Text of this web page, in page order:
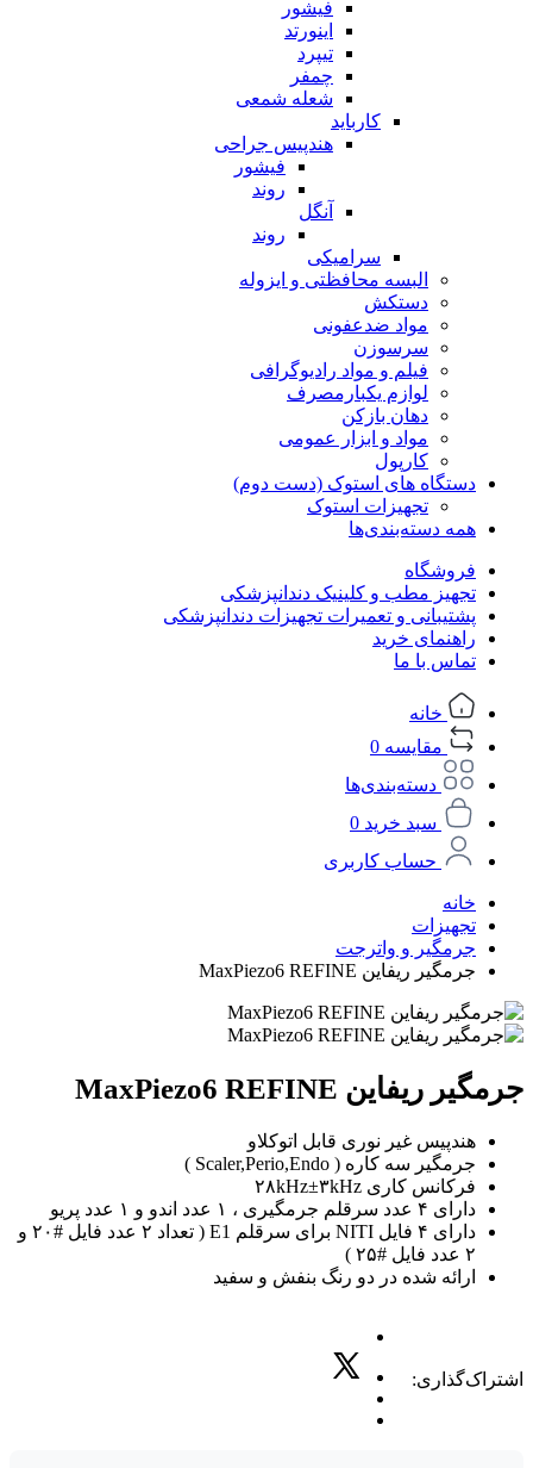
فیشور
اینورتد
تیپرد
چمفر
شعله شمعی
کارباید
هندپیس جراحی
فیشور
روند
آنگل
روند
سرامیکی
البسه محافظتی و ایزوله
دستکش
مواد ضدعفونی
سرسوزن
فیلم و مواد رادیوگرافی
لوازم یکبارمصرف
دهان بازکن
مواد و ابزار عمومی
کارپول
دستگاه های استوک (دست دوم)
تجهیزات استوک
همه دسته‌بندی‌ها
فروشگاه
تجهیز مطب و کلینیک دندانپزشکی
پشتیبانی و تعمیرات تجهیزات دندانپزشکی
راهنمای خرید
تماس با ما
خانه
مقایسه 0
دسته‌بندی‌ها
سبد خرید 0
حساب کاربری
خانه
تجهیزات
جرمگیر و واترجت
جرمگیر ریفاین MaxPiezo6 REFINE
جرمگیر ریفاین MaxPiezo6 REFINE
هندپیس غیر نوری قابل اتوکلاو
جرمگیر سه کاره ( Scaler,Perio,Endo )
فرکانس کاری ۲۸kHz±۳kHz
دارای ۴ عدد سرقلم جرمگیری ، ۱ عدد اندو و ۱ عدد پریو
دارای ۴ فایل NITI برای سرقلم E1 ( تعداد ۲ عدد فایل #۲۰ و
۲ عدد فایل #۲۵ )
ارائه شده در دو رنگ بنفش و سفید
اشتراک‌گذاری: